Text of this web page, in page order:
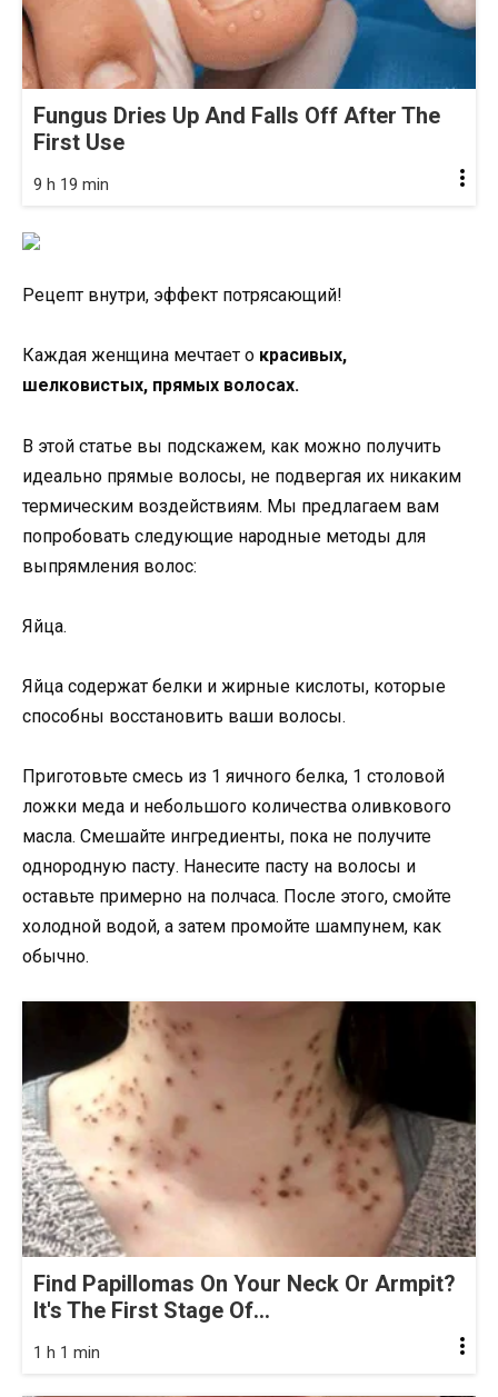
Fungus Dries Up And Falls Off After The
First Use
9 h 19 min
Рецепт внутри, эффект потрясающий!
Каждая женщина мечтает о красивых,
шелковистых, прямых волосах.
В этой статье вы подскажем, как можно получить
идеально прямые волосы, не подвергая их никаким
термическим воздействиям. Мы предлагаем вам
попробовать следующие народные методы для
выпрямления волос:
Яйца.
Яйца содержат белки и жирные кислоты, которые
способны восстановить ваши волосы.
Приготовьте смесь из 1 яичного белка, 1 столовой
ложки меда и небольшого количества оливкового
масла. Смешайте ингредиенты, пока не получите
однородную пасту. Нанесите пасту на волосы и
оставьте примерно на полчаса. После этого, смойте
холодной водой, а затем промойте шампунем, как
обычно.
Find Papillomas On Your Neck Or Armpit?
It's The First Stage Of...
1 h 1 min